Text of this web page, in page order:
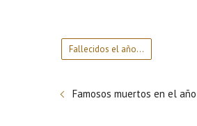
Fallecidos el año…
Famosos muertos en el